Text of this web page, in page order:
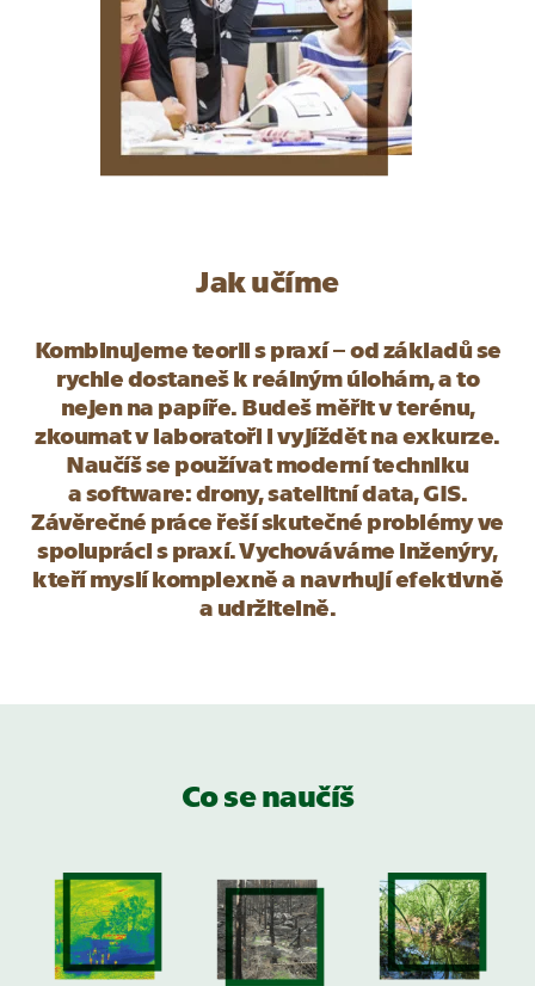
Jak učíme
Kombinujeme teorii s praxí – od základů se
rychle dostaneš k reálným úlohám, a to
nejen na papíře. Budeš měřit v terénu,
zkoumat v laboratoři i vyjíždět na exkurze.
Naučíš se používat moderní techniku
a software: drony, satelitní data, GIS.
Závěrečné práce řeší skutečné problémy ve
spolupráci s praxí. Vychováváme inženýry,
kteří myslí komplexně a navrhují efektivně
a udržitelně.
Co se naučíš